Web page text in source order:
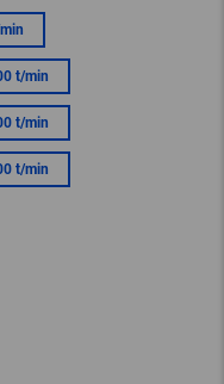
t/min
t/min
t/min